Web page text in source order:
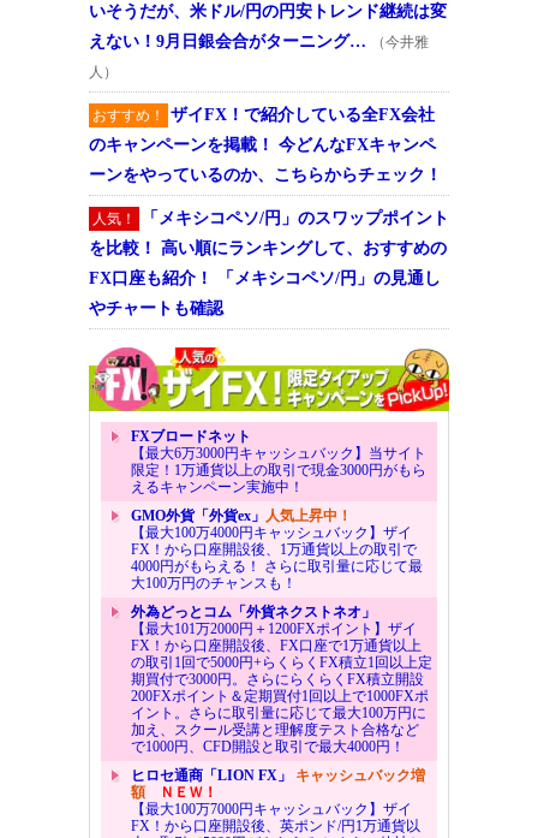
いそうだが、米ドル/円の円安トレンド継続は変
えない！9月日銀会合がターニング…
（今井雅
人）
おすすめ！
ザイFX！で紹介している全FX会社
のキャンペーンを掲載！ 今どんなFXキャンペ
ーンをやっているのか、こちらからチェック！
人気！
「メキシコペソ/円」のスワップポイント
を比較！ 高い順にランキングして、おすすめの
FX口座も紹介！ 「メキシコペソ/円」の見通し
やチャートも確認
FXブロードネット
【最大6万3000円キャッシュバック】当サイト
限定！1万通貨以上の取引で現金3000円がもら
えるキャンペーン実施中！
GMO外貨「外貨ex」 人気上昇中！
【最大100万4000円キャッシュバック】ザイ
FX！から口座開設後、1万通貨以上の取引で
4000円がもらえる！ さらに取引量に応じて最
大100万円のチャンスも！
外為どっとコム「外貨ネクストネオ」
【最大101万2000円＋1200FXポイント】ザイ
FX！から口座開設後、FX口座で1万通貨以上
の取引1回で5000円+らくらくFX積立1回以上定
期買付で3000円。さらにらくらくFX積立開設
200FXポイント＆定期買付1回以上で1000FXポ
イント。さらに取引量に応じて最大100万円に
加え、スクール受講と理解度テスト合格など
で1000円、CFD開設と取引で最大4000円！
ヒロセ通商「LION FX」 キャッシュバック増
額ＮＥＷ！
【最大100万7000円キャッシュバック】ザイ
FX！から口座開設後、英ポンド/円1万通貨以